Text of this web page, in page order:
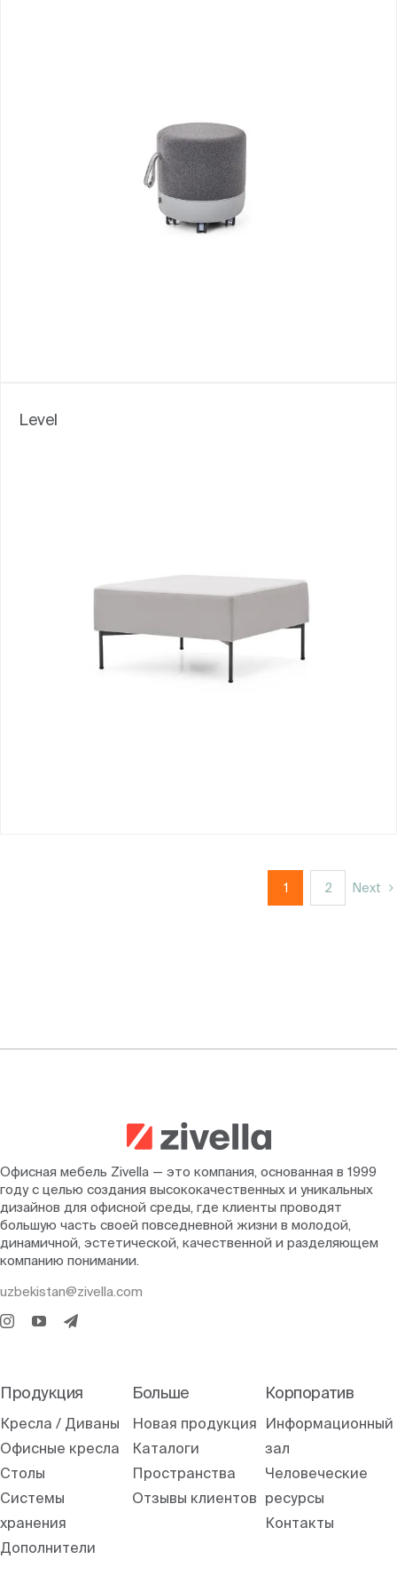
Level
1 2 Next
Офисная мебель Zivella — это компания, основанная в 1999
году с целью создания высококачественных и уникальных
дизайнов для офисной среды, где клиенты проводят
большую часть своей повседневной жизни в молодой,
динамичной, эстетической, качественной и разделяющем
компанию понимании.
uzbekistan@zivella.com
Продукция
Кресла / Диваны
Офисные кресла
Столы
Системы
хранения
Дополнители
Больше
Новая продукция
Каталоги
Пространства
Отзывы клиентов
Корпоратив
Информационный
зал
Человеческие
ресурсы
Контакты